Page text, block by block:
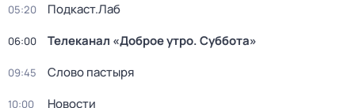
05:20 Подкаст.Лаб
06:00 Телеканал «Доброе утро. Суббота»
09:45 Слово пастыря
10:00 Новости